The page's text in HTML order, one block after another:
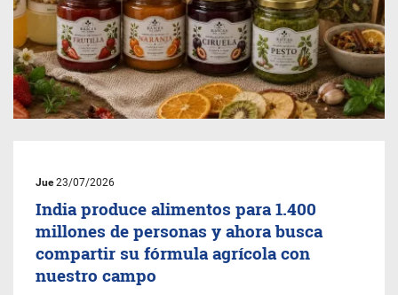
Jue23/07/2026
India produce alimentos para 1.400
millones de personas y ahora busca
compartir su fórmula agrícola con
nuestro campo